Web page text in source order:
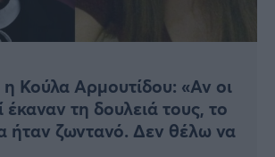
Κούλα Αρμουτίδου: «Αν οι
έκαναν τη δουλειά τους, το
ήταν ζωντανό. Δεν θέλω να